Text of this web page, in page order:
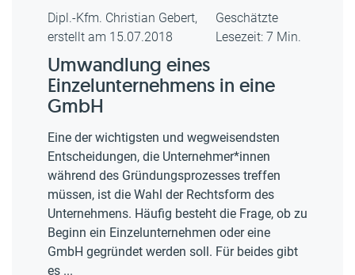
Dipl.-Kfm. Christian Gebert,
erstellt am 15.07.2018
Geschätzte
Lesezeit: 7 Min.
Umwandlung eines
Einzelunternehmens in eine
GmbH
Eine der wichtigsten und wegweisendsten
Entscheidungen, die Unternehmer*innen
während des Gründungsprozesses treffen
müssen, ist die Wahl der Rechtsform des
Unternehmens. Häufig besteht die Frage, ob zu
Beginn ein Einzelunternehmen oder eine
GmbH gegründet werden soll. Für beides gibt
es ...